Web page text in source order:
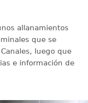
allanamientos
que se
luego que
e información de